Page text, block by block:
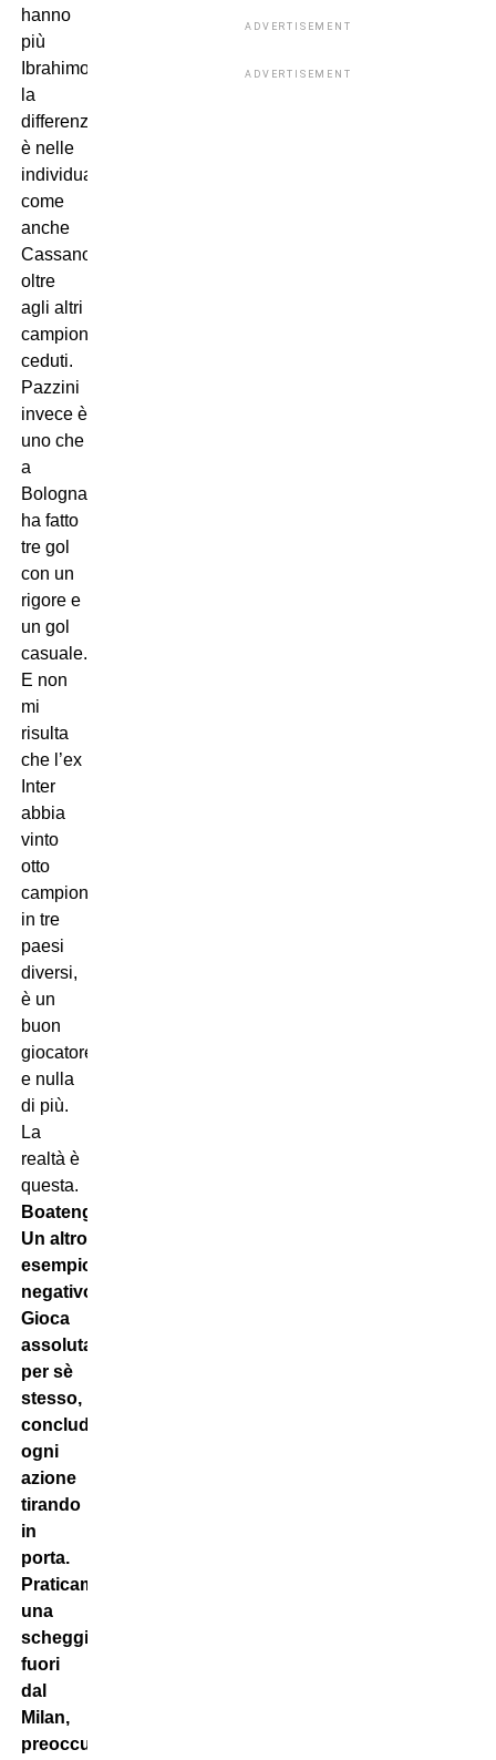
hanno
più
Ibrahimovic,
la
differenza
è nelle
individualità,
come
anche
Cassano
oltre
agli altri
campioni
ceduti.
Pazzini
invece è
uno che
a
Bologna
ha fatto
tre gol
con un
rigore e
un gol
casuale.
E non
mi
risulta
che l’ex
Inter
abbia
vinto
otto
campionati
in tre
paesi
diversi,
è un
buon
giocatore
e nulla
di più.
La
realtà è
questa.
Boateng?
Un altro
esempio
negativo.
Gioca
assolutamente
per sè
stesso,
conclude
ogni
azione
tirando
in
porta.
Praticamente,
una
scheggia
fuori
dal
Milan,
preoccupante”.
ADVERTISEMENT
ADVERTISEMENT